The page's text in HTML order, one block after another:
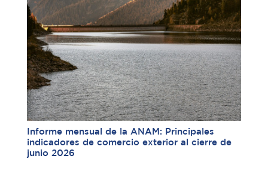
Informe mensual de la ANAM: Principales
indicadores de comercio exterior al cierre de
junio 2026